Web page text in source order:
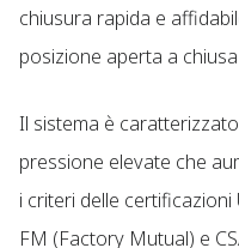
chiusura rapida e
posizione aperta a
Il sistema è
pressione elevate che
i criteri delle
FM (Factory Mutual) e